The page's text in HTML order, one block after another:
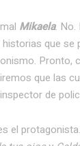
Mikaela. No.
que se
Pronto,
que las
de
el